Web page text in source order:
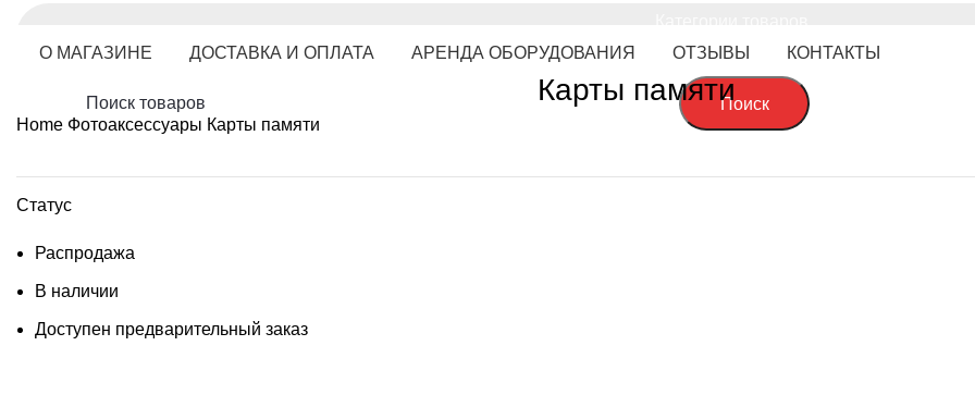
О МАГАЗИНЕ
ДОСТАВКА И ОПЛАТА АРЕНДА ОБОРУДОВАНИЯ ОТЗЫВЫ КОНТАКТЫ
Поиск
Карты памяти
Home Фотоаксессуары Карты памяти
Статус
Распродажа
В наличии
Доступен предварительный заказ